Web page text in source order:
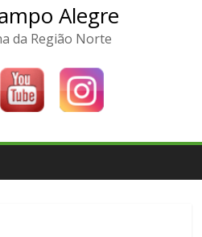
Alegre
da Região Norte